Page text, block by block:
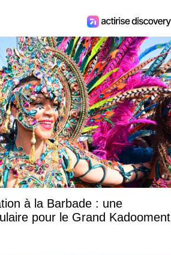
à la Barbade : une
pour le Grand Kadooment